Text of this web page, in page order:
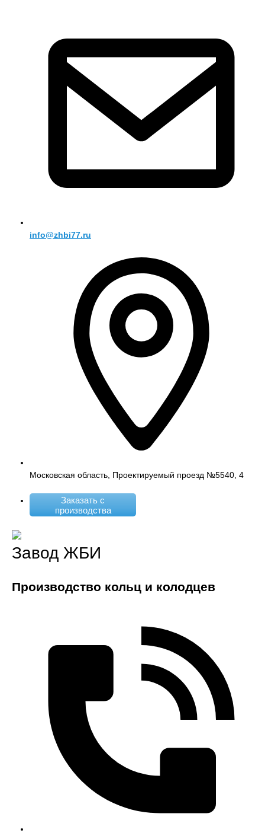
info@zhbi77.ru
Московская область, Проектируемый проезд №5540, 4
Заказать с
производства
Завод ЖБИ
Производство кольц и колодцев